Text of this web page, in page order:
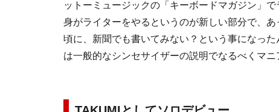
ットーミュージックの「キーボードマガジン」
身がライターをやるというのが新しい部分で、
頃に、新聞でも書いてみない？という事になっ
は一般的なシンセサイザーの説明でなるべくマ